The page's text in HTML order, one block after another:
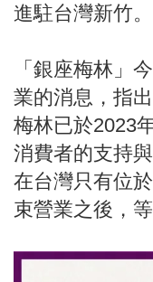
進駐台灣新竹。
「銀座梅林」
業的消息，指
梅林已於2023
消費者的支持
在台灣只有位
束營業之後，